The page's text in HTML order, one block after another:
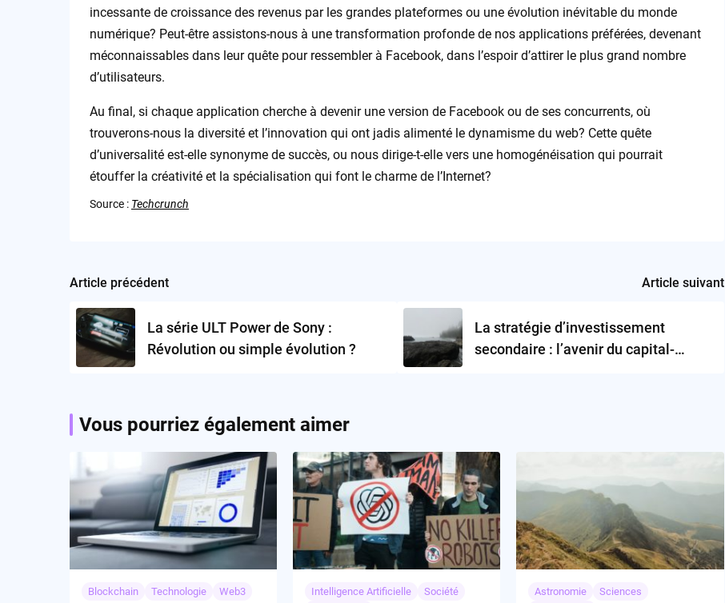
incessante de croissance des revenus par les grandes plateformes ou une évolution inévitable du monde
numérique? Peut-être assistons-nous à une transformation profonde de nos applications préférées, devenant
méconnaissables dans leur quête pour ressembler à Facebook, dans l’espoir d’attirer le plus grand nombre
d’utilisateurs.
Au final, si chaque application cherche à devenir une version de Facebook ou de ses concurrents, où
trouverons-nous la diversité et l’innovation qui ont jadis alimenté le dynamisme du web? Cette quête
d’universalité est-elle synonyme de succès, ou nous dirige-t-elle vers une homogénéisation qui pourrait
étouffer la créativité et la spécialisation qui font le charme de l’Internet?
Source : Techcrunch
Post
navigation
Article précédent
La série ULT Power de Sony :
Révolution ou simple évolution ?
Article suivant
La stratégie d’investissement
secondaire : l’avenir du capital-
Vous pourriez également aimer
Blockchain Technologie Web3 Intelligence Artificielle
Société
Astronomie
Sciences